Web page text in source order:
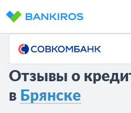
Отзывы о
в Брянске